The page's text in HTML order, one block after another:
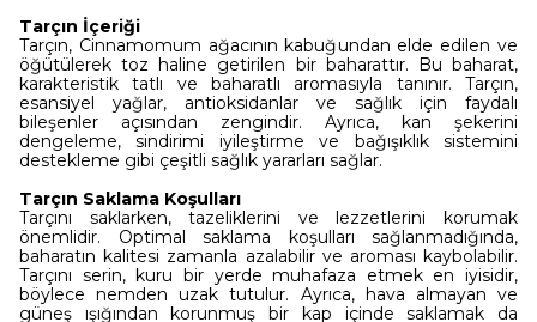
Tarçın İçeriği
Tarçın, Cinnamomum ağacının kabuğundan elde edilen ve
öğütülerek toz haline getirilen bir baharattır. Bu baharat,
karakteristik tatlı ve baharatlı aromasıyla tanınır. Tarçın,
esansiyel yağlar, antioksidanlar ve sağlık için faydalı
bileşenler açısından zengindir. Ayrıca, kan şekerini
dengeleme, sindirimi iyileştirme ve bağışıklık sistemini
destekleme gibi çeşitli sağlık yararları sağlar.
Tarçın Saklama Koşulları
Tarçını saklarken, tazeliklerini ve lezzetlerini korumak
önemlidir. Optimal saklama koşulları sağlanmadığında,
baharatın kalitesi zamanla azalabilir ve aroması kaybolabilir.
Tarçını serin, kuru bir yerde muhafaza etmek en iyisidir,
böylece nemden uzak tutulur. Ayrıca, hava almayan ve
güneş ışığından korunmuş bir kap içinde saklamak da